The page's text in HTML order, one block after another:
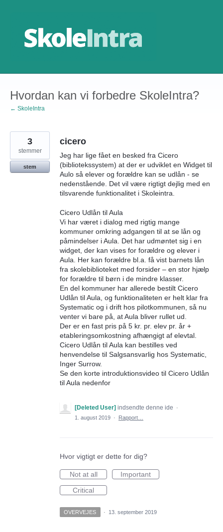
Hvordan kan vi forbedre SkoleIntra?
← SkoleIntra
cicero
Jeg har lige fået en besked fra Cicero
(bibliotekssystem) at der er udviklet en Widget til
Aulo så elever og forældre kan se udlån - se
nedenstående. Det vil være rigtigt dejlig med en
tilsvarende funktionalitet i Skoleintra.
Cicero Udlån til Aula
Vi har været i dialog med rigtig mange
kommuner omkring adgangen til at se lån og
påmindelser i Aula. Det har udmøntet sig i en
widget, der kan vises for forældre og elever i
Aula. Her kan forældre bl.a. få vist barnets lån
fra skolebiblioteket med forsider – en stor hjælp
for forældre til børn i de mindre klasser.
En del kommuner har allerede bestilt Cicero
Udlån til Aula, og funktionaliteten er helt klar fra
Systematic og i drift hos pilotkommunen, så nu
venter vi bare på, at Aula bliver rullet ud.
Der er en fast pris på 5 kr. pr. elev pr. år +
etableringsomkostning afhængigt af elevtal.
Cicero Udlån til Aula kan bestilles ved
henvendelse til Salgsansvarlig hos Systematic,
Inger Surrow.
Se den korte introduktionsvideo til Cicero Udlån
til Aula nedenfor
3
stemmer
stem
[Deleted User] indsendte denne ide
·
1. august 2019 · Rapport…
Hvor vigtigt er dette for dig?
Not at all
Important
Critical
OVERVEJES · 13. september 2019